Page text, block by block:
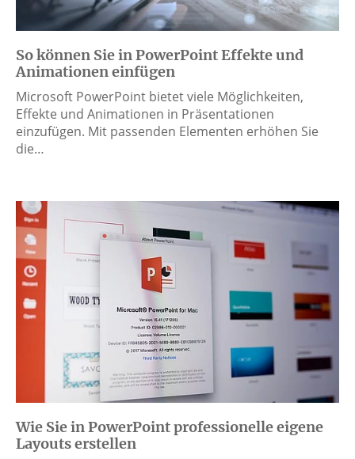
So können Sie in PowerPoint Effekte und
Animationen einfügen
Microsoft PowerPoint bietet viele Möglichkeiten,
Effekte und Animationen in Präsentationen
einzufügen. Mit passenden Elementen erhöhen Sie
die…
Wie Sie in PowerPoint professionelle eigene
Layouts erstellen